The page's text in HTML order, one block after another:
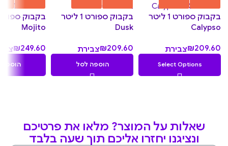
בקבוק ספורט 1 ליטר
Calypso
₪209.60
צבירת
נקודות
Select Options
בקבוק ספורט 1 ליטר
Dusk
₪209.60
צבירת
20.96
הוספה לסל
Mojito
₪249.60
הוספה
שאלות על המוצר? מלאו את פרטיכם
ונציגנו יחזרו אליכם תוך שעה בלבד